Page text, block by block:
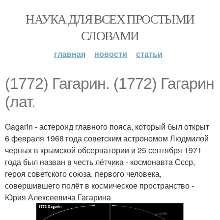
НАУКА ДЛЯ ВСЕХ ПРОСТЫМИ
СЛОВАМИ
главная новости статьи
(1772) Гагарин. (1772) Гагарин
(лат.
Gagarin - астероид главного пояса, который был открыт
6 февраля 1968 года советским астрономом Людмилой
черных в крымской обсерватории и 25 сентября 1971
года был назван в честь лётчика - космонавта Ссср,
героя советского союза, первого человека,
совершившего полёт в космическое пространство -
Юрия Алексеевича Гагарина